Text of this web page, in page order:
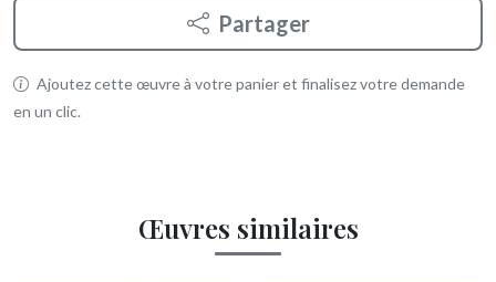
Partager
Ajoutez cette œuvre à votre panier et finalisez votre demande
en un clic.
Œuvres similaires